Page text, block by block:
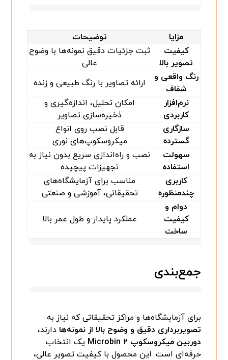
مزایا
توضیحات
کیفیت
تصویر بالا
ثبت جزئیات دقیق نمونه‌ها با وضوح
عالی
رنگ واقعی و
شفاف
ارائه تصاویر با رنگ طبیعی و زنده
نرم‌افزار
کاربردی
امکان تحلیل، اندازه‌گیری و
ذخیره‌سازی تصاویر
سازگاری
گسترده
قابل نصب روی انواع
میکروسکوپ‌های نوری
سهولت
استفاده
نصب و راه‌اندازی سریع بدون نیاز به
تجهیزات پیچیده
کاربری
چندمنظوره
مناسب برای آزمایشگاه‌های
تحقیقاتی، آموزشی و صنعتی
دوام و
کیفیت
ساخت
عملکرد پایدار و طول عمر بالا
جمع‌بندی
برای آزمایشگاه‌ها و مراکز تحقیقاتی که نیاز به
تصویربرداری دقیق و وضوح بالا از نمونه‌ها دارند،
دوربین میکروسکوپ Microbin ۲
یک انتخاب
حرفه‌ای است. این محصول با کیفیت تصویر عالی،